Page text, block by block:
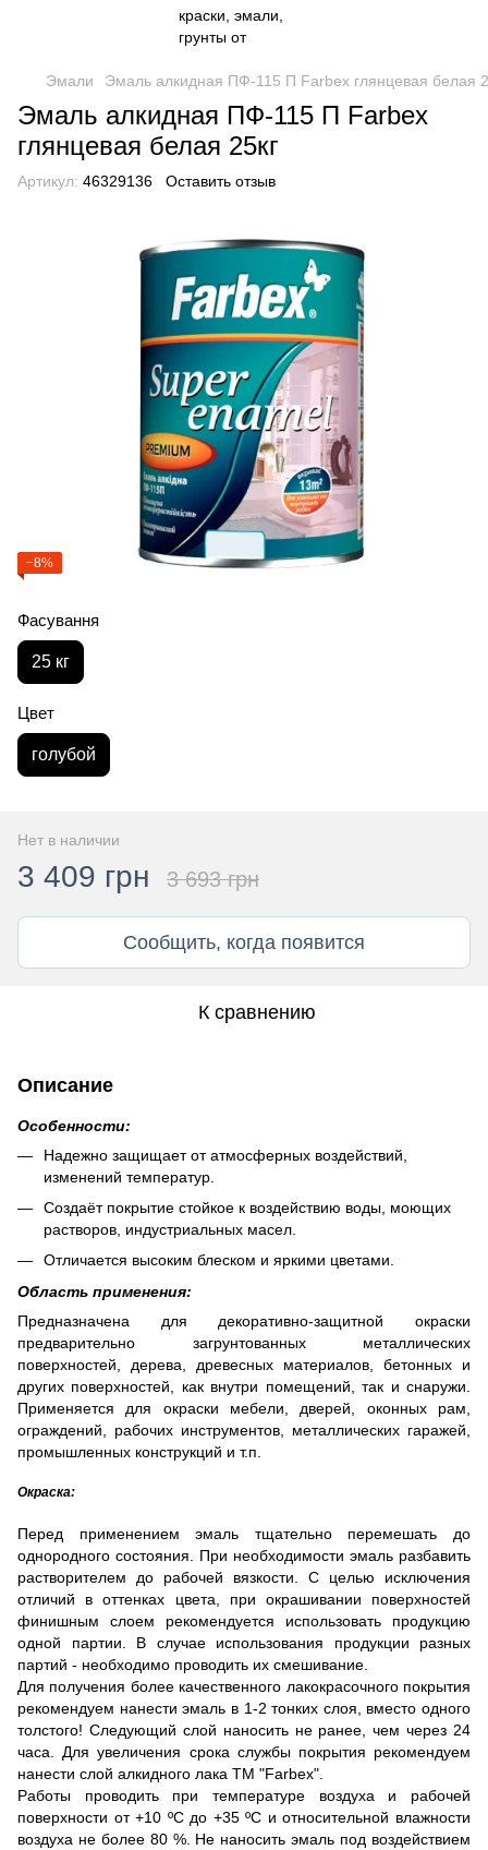
Эмали Эмаль алкидная ПФ-115 П Farbex глянцевая белая
Эмаль алкидная ПФ-115 П Farbex
глянцевая белая 25кг
Артикул: 46329136 Оставить отзыв
−8%
Фасування
25 кг
Цвет
голубой
Нет в наличии
3 409 грн 3 693 грн
Сообщить, когда появится
К сравнению
Описание
Особенности:
Надежно защищает от атмосферных воздействий,
изменений температур.
Создаёт покрытие стойкое к воздействию воды, моющих
растворов, индустриальных масел.
Отличается высоким блеском и яркими цветами.
Область применения:
Предназначена для декоративно-защитной окраски
предварительно загрунтованных металлических
поверхностей, дерева, древесных материалов, бетонных и
других поверхностей, как внутри помещений, так и снаружи.
Применяется для окраски мебели, дверей, оконных рам,
ограждений, рабочих инструментов, металлических гаражей,
промышленных конструкций и т.п.
Окраска:
Перед применением эмаль тщательно перемешать до
однородного состояния. При необходимости эмаль разбавить
растворителем до рабочей вязкости. С целью исключения
отличий в оттенках цвета, при окрашивании поверхностей
финишным слоем рекомендуется использовать продукцию
одной партии. В случае использования продукции разных
партий - необходимо проводить их смешивание.
Для получения более качественного лакокрасочного покрытия
рекомендуем нанести эмаль в 1-2 тонких слоя, вместо одного
толстого! Следующий слой наносить не ранее, чем через 24
часа. Для увеличения срока службы покрытия рекомендуем
нанести слой алкидного лака ТМ "Farbex".
Работы проводить при температуре воздуха и рабочей
поверхности от +10 ºС до +35 ºС и относительной влажности
воздуха не более 80 %. Не наносить эмаль под воздействием